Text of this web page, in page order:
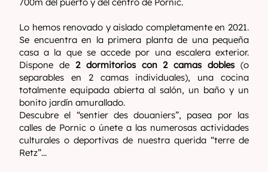
Lo hemos renovado y aislado completamente en 2021.
Se encuentra en la primera planta de una pequeña
casa a la que se accede por una escalera exterior.
Dispone de 2 dormitorios con 2 camas dobles (o
separables en 2 camas individuales), una cocina
totalmente equipada abierta al salón, un baño y un
bonito jardín amurallado.
Descubre el “sentier des douaniers”, pasea por las
calles de Pornic o únete a las numerosas actividades
culturales o deportivas de nuestra querida “terre de
Retz”...